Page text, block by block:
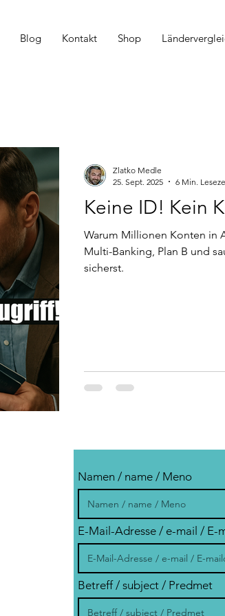
Blog Kontakt Shop
Keine ID! Kein
Warum Millionen Konten in
Multi-Banking, Plan B und
sicherst.
Zlatko Medle
25. Sept. 2025
6 Min.
Namen / name / Meno
E-Mail-Adresse / e-mail / E-
Betreff / subject / Predmet